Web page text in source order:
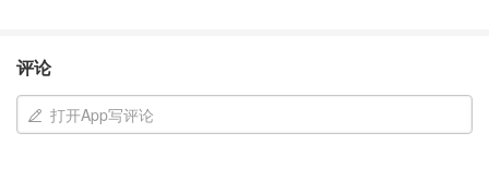
评论
打开App写评论